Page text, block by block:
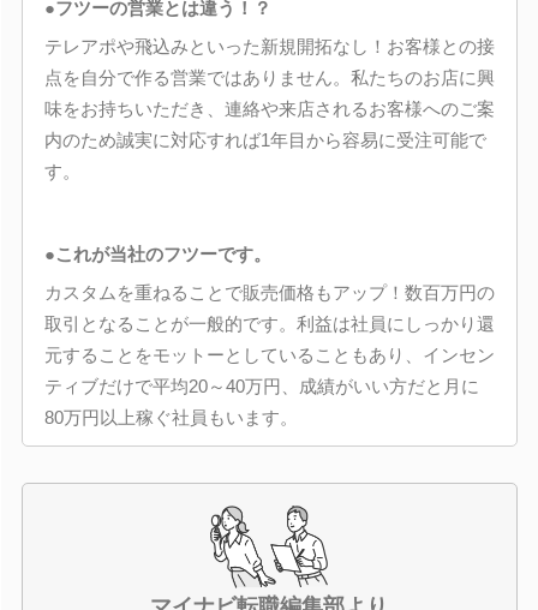
●フツーの営業とは違う！？
テレアポや飛込みといった新規開拓なし！お客様との接
点を自分で作る営業ではありません。私たちのお店に興
味をお持ちいただき、連絡や来店されるお客様へのご案
内のため誠実に対応すれば1年目から容易に受注可能で
す。
●これが当社のフツーです。
カスタムを重ねることで販売価格もアップ！数百万円の
取引となることが一般的です。利益は社員にしっかり還
元することをモットーとしていることもあり、インセン
ティブだけで平均20～40万円、成績がいい方だと月に
80万円以上稼ぐ社員もいます。